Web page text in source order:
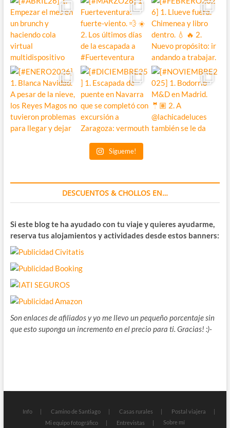
Sígueme!
DESCUENTOS & CHOLLOS EN…
Si este blog te ha ayudado con tu viaje y quieres ayudarme,
reserva tus alojamientos y actividades desde estos banners:
Son enlaces de afiliados y yo me llevo un pequeño porcentaje sin
que esto suponga un incremento en el precio para ti. Gracias! :)-
Info Camino de Santiago Casas rurales
Postal viajera
Mi equipo fotográfico
Entrevistas Sobre mí